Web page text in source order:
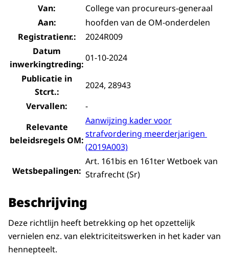
Van:
College van procureurs-generaal
Aan:
hoofden van de OM-onderdelen
Registratienr.:
2024R009
Datum
inwerkingtreding:
01-10-2024
Publicatie in
Stcrt.:
2024, 28943
Vervallen:
-
Relevante
beleidsregels OM:
Aanwijzing kader voor
strafvordering meerderjarigen
(2019A003)
Wetsbepalingen:
Art. 161bis en 161ter Wetboek van
Strafrecht (Sr)
Beschrijving
Deze richtlijn heeft betrekking op het opzettelijk
vernielen enz. van elektriciteitswerken in het kader van
hennepteelt.